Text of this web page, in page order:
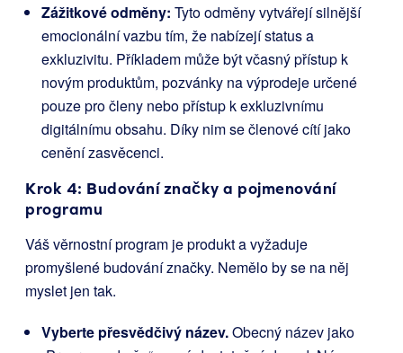
Zážitkové odměny: Tyto odměny vytvářejí silnější
emocionální vazbu tím, že nabízejí status a
exkluzivitu. Příkladem může být včasný přístup k
novým produktům, pozvánky na výprodeje určené
pouze pro členy nebo přístup k exkluzivnímu
digitálnímu obsahu. Díky nim se členové cítí jako
cenění zasvěcenci.
Krok 4: Budování značky a pojmenování
programu
Váš věrnostní program je produkt a vyžaduje
promyšlené budování značky. Nemělo by se na něj
myslet jen tak.
Vyberte přesvědčivý název.Obecný název jako